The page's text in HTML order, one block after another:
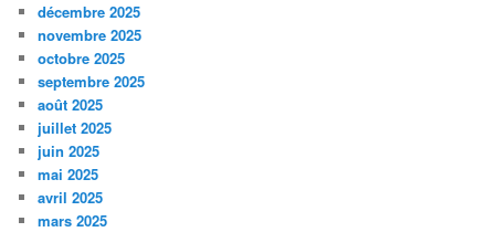
décembre 2025
novembre 2025
octobre 2025
septembre 2025
août 2025
juillet 2025
juin 2025
mai 2025
avril 2025
mars 2025